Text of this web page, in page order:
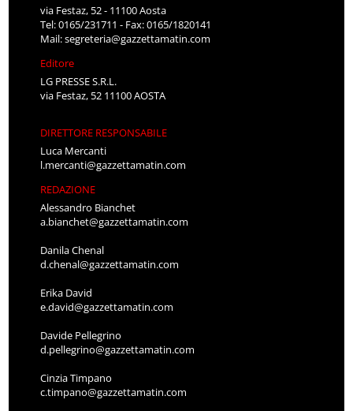
via Festaz, 52 - 11100 Aosta
Tel: 0165/231711 - Fax: 0165/1820141
Mail:segreteria@gazzettamatin.com
Editore
LG PRESSE S.R.L.
via Festaz, 52 11100 AOSTA
DIRETTORE RESPONSABILE
Luca Mercanti
l.mercanti@gazzettamatin.com
REDAZIONE
Alessandro Bianchet
a.bianchet@gazzettamatin.com
Danila Chenal
d.chenal@gazzettamatin.com
Erika David
e.david@gazzettamatin.com
Davide Pellegrino
d.pellegrino@gazzettamatin.com
Cinzia Timpano
c.timpano@gazzettamatin.com